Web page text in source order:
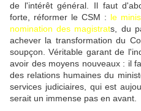
de l'intérêt général. Il faut
forte, réformer le CSM : le
nomination des magistrats, du
achever la transformation du
soupçon. Véritable garant de
avoir des moyens nouveaux : il
des relations humaines du
services judiciaires, qui est
serait un immense pas en avant.